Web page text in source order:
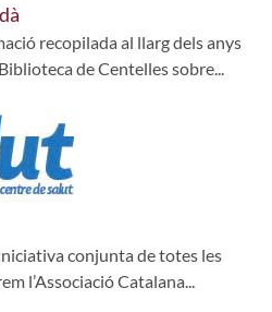
recopilada al llarg dels anys
de Centelles sobre...
conjunta de totes les
l’Associació Catalana...